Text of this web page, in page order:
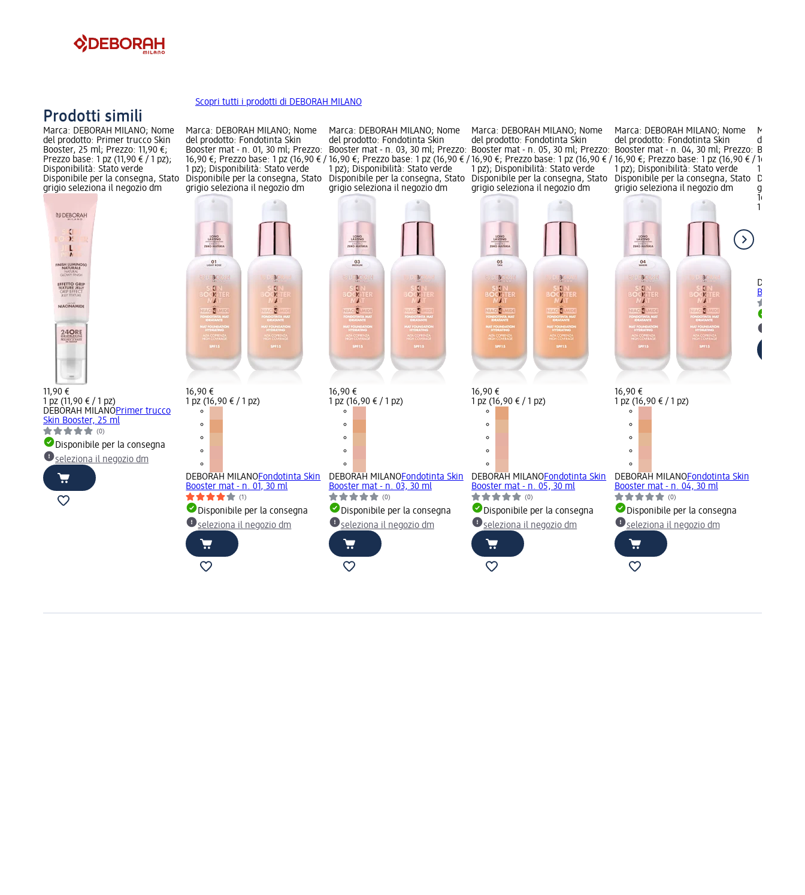
Scopri tutti i prodotti di DEBORAH MILANO
Prodotti simili
Marca: DEBORAH MILANO; Nome
del prodotto: Primer trucco Skin
Booster, 25 ml; Prezzo: 11,90 €;
Prezzo base: 1 pz (11,90 € / 1 pz);
Disponibilità: Stato verde
Disponibile per la consegna, Stato
grigio seleziona il negozio dm
11,90 €
1 pz (11,90 € / 1 pz)
DEBORAH MILANOPrimer trucco
Skin Booster, 25 ml
(0)
Disponibile per la consegna
seleziona il negozio dm
Marca: DEBORAH MILANO; Nome
del prodotto: Fondotinta Skin
Booster mat - n. 01, 30 ml; Prezzo:
16,90 €; Prezzo base: 1 pz (16,90 € /
1 pz); Disponibilità: Stato verde
Disponibile per la consegna, Stato
grigio seleziona il negozio dm
16,90 €
1 pz (16,90 € / 1 pz)
DEBORAH MILANOFondotinta Skin
Booster mat - n. 01, 30 ml
(1)
Disponibile per la consegna
seleziona il negozio dm
Marca: DEBORAH MILANO; Nome
del prodotto: Fondotinta Skin
Booster mat - n. 03, 30 ml; Prezzo:
16,90 €; Prezzo base: 1 pz (16,90 € /
1 pz); Disponibilità: Stato verde
Disponibile per la consegna, Stato
grigio seleziona il negozio dm
16,90 €
1 pz (16,90 € / 1 pz)
DEBORAH MILANOFondotinta Skin
Booster mat - n. 03, 30 ml
(0)
Disponibile per la consegna
seleziona il negozio dm
Marca: DEBORAH MILANO; Nome
del prodotto: Fondotinta Skin
Booster mat - n. 05, 30 ml; Prezzo:
16,90 €; Prezzo base: 1 pz (16,90 € /
1 pz); Disponibilità: Stato verde
Disponibile per la consegna, Stato
grigio seleziona il negozio dm
16,90 €
1 pz (16,90 € / 1 pz)
DEBORAH MILANOFondotinta Skin
Booster mat - n. 05, 30 ml
(0)
Disponibile per la consegna
seleziona il negozio dm
Marca: DEBORAH MILANO; Nome
del prodotto: Fondotinta Skin
Booster mat - n. 04, 30 ml; Prezzo:
16,90 €; Prezzo base: 1 pz (16,90 € /
1 pz); Disponibilità: Stato verde
Disponibile per la consegna, Stato
grigio seleziona il negozio dm
16,90 €
1 pz (16,90 € / 1 pz)
DEBORAH MILANOFondotinta Skin
Booster mat - n. 04, 30 ml
(0)
Disponibile per la consegna
seleziona il negozio dm
Marca:
del
Booster
16,90 €;
1 pz);
Disponibile
grigio
16,90 €
1 pz (16,90
DEBORAH
Booster